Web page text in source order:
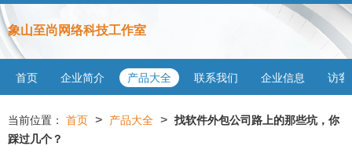
象山至尚网络科技工作室
首页 企业简介 产品大全 联系我们 企业信息 访客
当前位置： 首页 > 产品大全 > 找软件外包公司路上的那些坑，你
踩过几个？